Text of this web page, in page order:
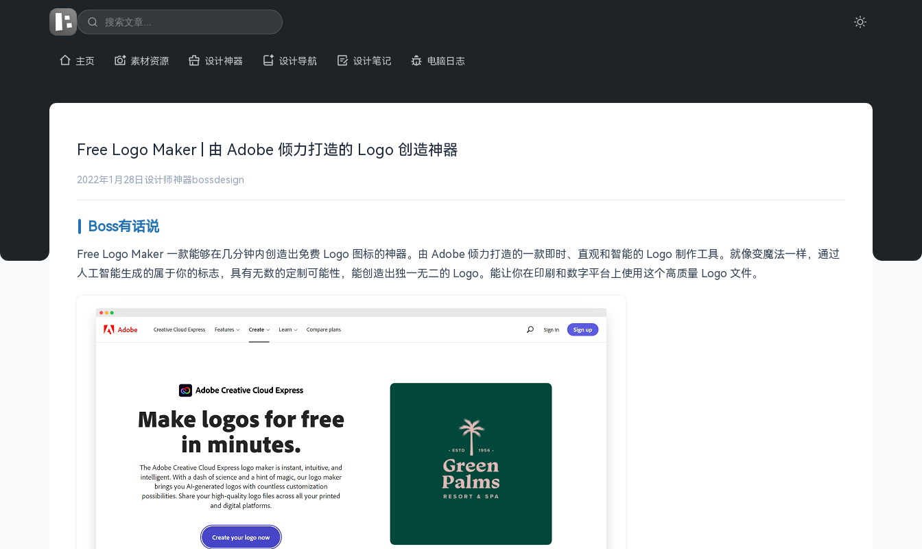
主页 素材资源 设计神器 设计导航 设计笔记 电脑日志
Free Logo Maker | 由 Adobe 倾力打造的 Logo 创造神器
2022年1月28日 设计师神器bossdesign
Boss有话说
Free Logo Maker 一款能够在几分钟内创造出免费 Logo 图标的神器。由 Adobe 倾力打造的一款即时、直观和智能的 Logo 制作工具。就像变魔法一样，通过
人工智能生成的属于你的标志，具有无数的定制可能性，能创造出独一无二的 Logo。能让你在印刷和数字平台上使用这个高质量 Logo 文件。